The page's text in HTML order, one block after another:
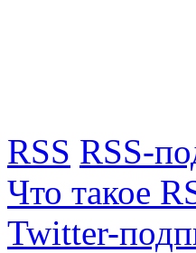
RSS RSS-
Что такое
Twitter-